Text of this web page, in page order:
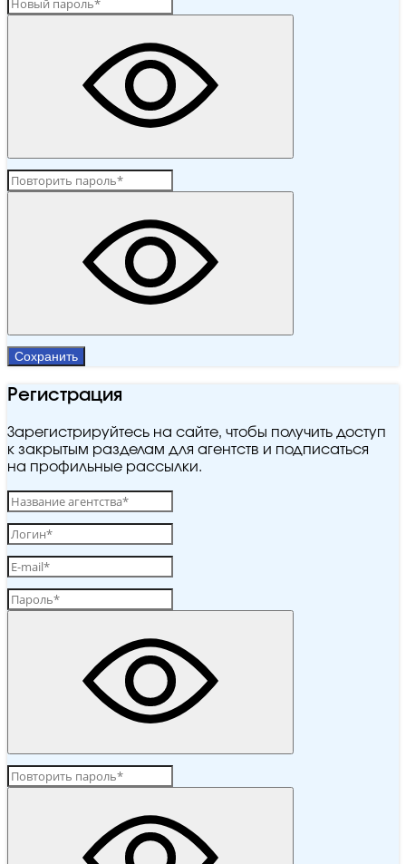
Сохранить
Регистрация
Зарегистрируйтесь на сайте, чтобы получить доступ
к закрытым разделам для агентств и подписаться
на профильные рассылки.